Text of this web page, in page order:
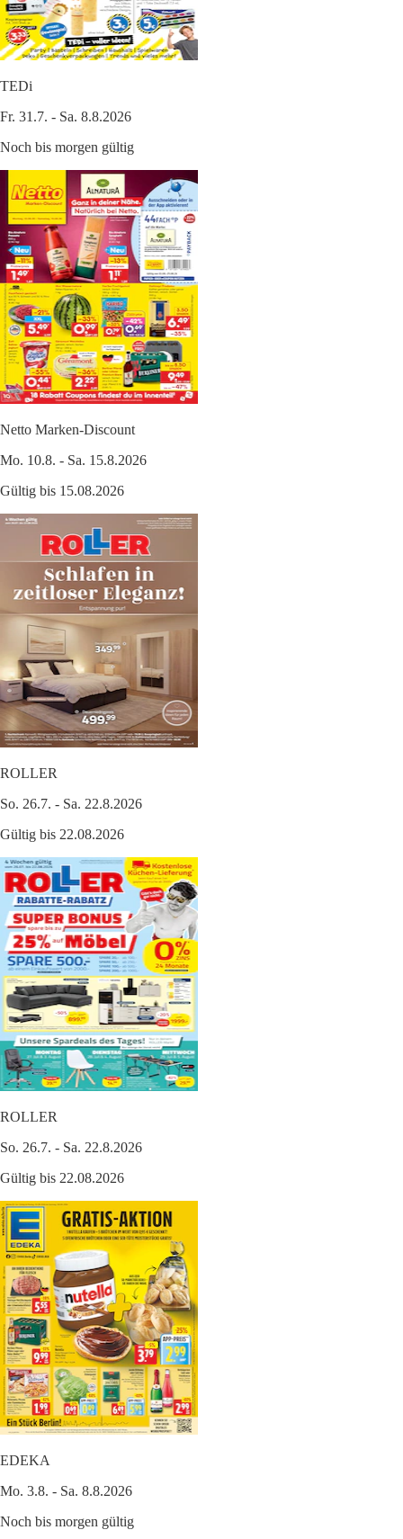
TEDi
Fr. 31.7. - Sa. 8.8.2026
Noch bis morgen gültig
Netto Marken-Discount
Mo. 10.8. - Sa. 15.8.2026
Gültig bis 15.08.2026
ROLLER
So. 26.7. - Sa. 22.8.2026
Gültig bis 22.08.2026
ROLLER
So. 26.7. - Sa. 22.8.2026
Gültig bis 22.08.2026
EDEKA
Mo. 3.8. - Sa. 8.8.2026
Noch bis morgen gültig